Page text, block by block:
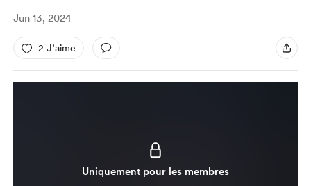
Jun 13, 2024
2 J’aime
Uniquement pour les membres